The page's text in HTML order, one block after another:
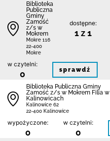
Biblio­teka
Publiczna
Gminy
Zamość
z/s w
Mokrem
Mokre 116
22-400
Mokre
dostępne:
1 z 1
w czytelni:
0 sprawdź
Biblio­teka Publiczna Gminy
Zamość z/s w Mokrem Filia w
Kalinowicach
Kalinowice 62
22-400 Kalinowice
wypożyczone:
0
w czytelni:
0